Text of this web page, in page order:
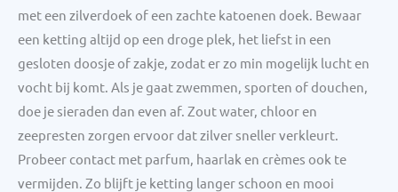
met een zilverdoek of een zachte katoenen doek. Bewaar
een ketting altijd op een droge plek, het liefst in een
gesloten doosje of zakje, zodat er zo min mogelijk lucht en
vocht bij komt. Als je gaat zwemmen, sporten of douchen,
doe je sieraden dan even af. Zout water, chloor en
zeepresten zorgen ervoor dat zilver sneller verkleurt.
Probeer contact met parfum, haarlak en crèmes ook te
vermijden. Zo blijft je ketting langer schoon en mooi